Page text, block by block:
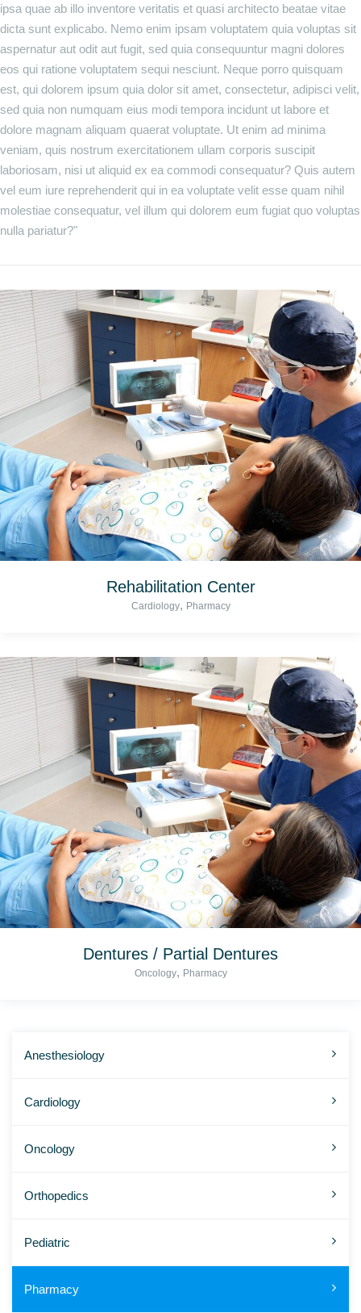
ipsa quae ab illo inventore veritatis et quasi architecto beatae vitae
dicta sunt explicabo. Nemo enim ipsam voluptatem quia voluptas sit
aspernatur aut odit aut fugit, sed quia consequuntur magni dolores
eos qui ratione voluptatem sequi nesciunt. Neque porro quisquam
est, qui dolorem ipsum quia dolor sit amet, consectetur, adipisci velit,
sed quia non numquam eius modi tempora incidunt ut labore et
dolore magnam aliquam quaerat voluptate. Ut enim ad minima
veniam, quis nostrum exercitationem ullam corporis suscipit
laboriosam, nisi ut aliquid ex ea commodi consequatur? Quis autem
vel eum iure reprehenderit qui in ea voluptate velit esse quam nihil
molestiae consequatur, vel illum qui dolorem eum fugiat quo voluptas
nulla pariatur?"
Rehabilitation Center
Cardiology, Pharmacy
Dentures / Partial Dentures
Oncology, Pharmacy
Anesthesiology
Cardiology
Oncology
Orthopedics
Pediatric
Pharmacy